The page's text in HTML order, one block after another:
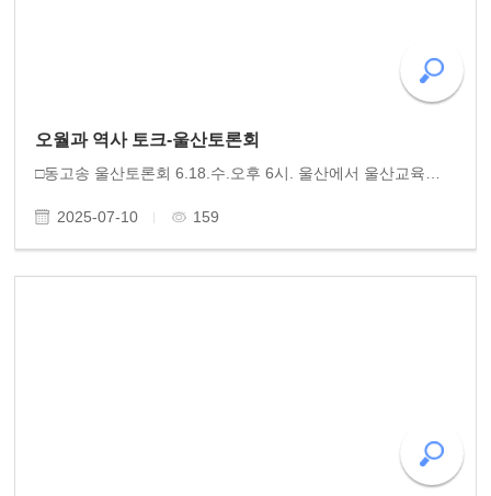
오월과 역사 토크-울산토론회
□동고송 울산토론회 6.18.수.오후 6시. 울산에서 울산교육청이 후원한 '역사바로세우기' 토론회를 80여 명 울산의 교사 시민들 모시고 성황리 잘 진행했습니다. 오월민중항쟁의 10일의 기록과 80년 오월 이전과 이후의 역사적 서술을 황광우 작가께서 강연했습니다. 울산노..
2025-07-10 159